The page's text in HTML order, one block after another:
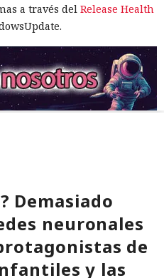
a través del Release Health
Demasiado
neuronales
de
y las